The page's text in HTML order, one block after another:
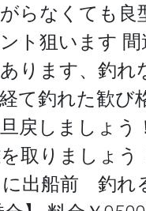
らなくても
ト狙います
ります、釣
て釣れた歓
戻しましょ
取りましょ
出船前 釣れ